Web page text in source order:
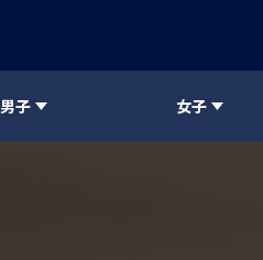
男子 女子